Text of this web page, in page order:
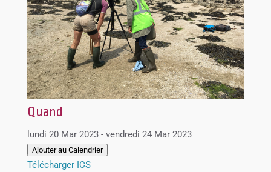
Quand
lundi 20 Mar 2023 - vendredi 24 Mar 2023
Ajouter au Calendrier
Télécharger ICS